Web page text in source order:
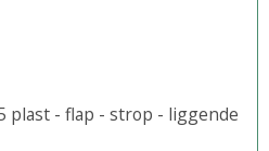
plast - flap - strop - liggende